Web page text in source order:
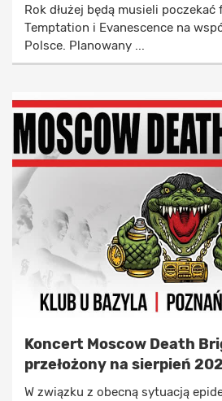
Rok dłużej będą musieli
Temptation i Evanescence na
Polsce. Planowany ...
Koncert Moscow Death
przełożony na sierpień
W związku z obecną sytuacją